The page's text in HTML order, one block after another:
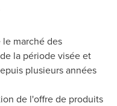
marché des
la période visée et
plusieurs années
de l'offre de produits